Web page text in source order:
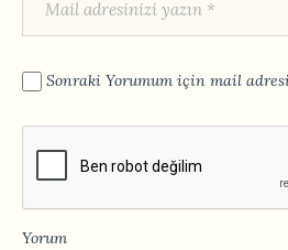
Sonraki Yorumum için mail
Yorum